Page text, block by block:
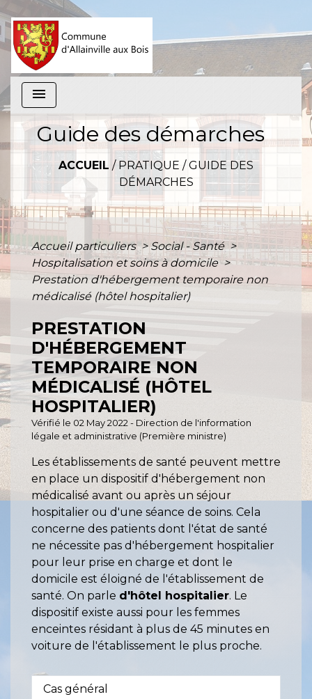
menu
Guide des démarches
ACCUEIL / PRATIQUE /GUIDE DES
DÉMARCHES
Accueil particuliers> Social - Santé>
Hospitalisation et soins à domicile >
Prestation d'hébergement temporaire non
médicalisé (hôtel hospitalier)
PRESTATION
D'HÉBERGEMENT
TEMPORAIRE NON
MÉDICALISÉ (HÔTEL
HOSPITALIER)
Vérifié le 02 May 2022 - Direction de l'information
légale et administrative (Première ministre)
Les établissements de santé peuvent mettre
en place un dispositif d'hébergement non
médicalisé avant ou après un séjour
hospitalier ou d'une séance de soins. Cela
concerne des patients dont l'état de santé
ne nécessite pas d'hébergement hospitalier
pour leur prise en charge et dont le
domicile est éloigné de l'établissement de
santé. On parle d'hôtel hospitalier. Le
dispositif existe aussi pour les femmes
enceintes résidant à plus de 45 minutes en
voiture de l'établissement le plus proche.
Cas général